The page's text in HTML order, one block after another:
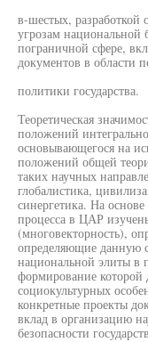
в-шестых, разработкой
угрозам национальной
пограничной сфере,
документов в области
политики государства.
Теоретическая
положений
основывающегося на
положений общей
таких научных
глобалистика,
синергетика. На
процесса в ЦАР
(многовекторность),
определяющие данную
национальной элиты в
формирование которой
социокультурных
конкретные проекты
вклад в организацию
безопасности